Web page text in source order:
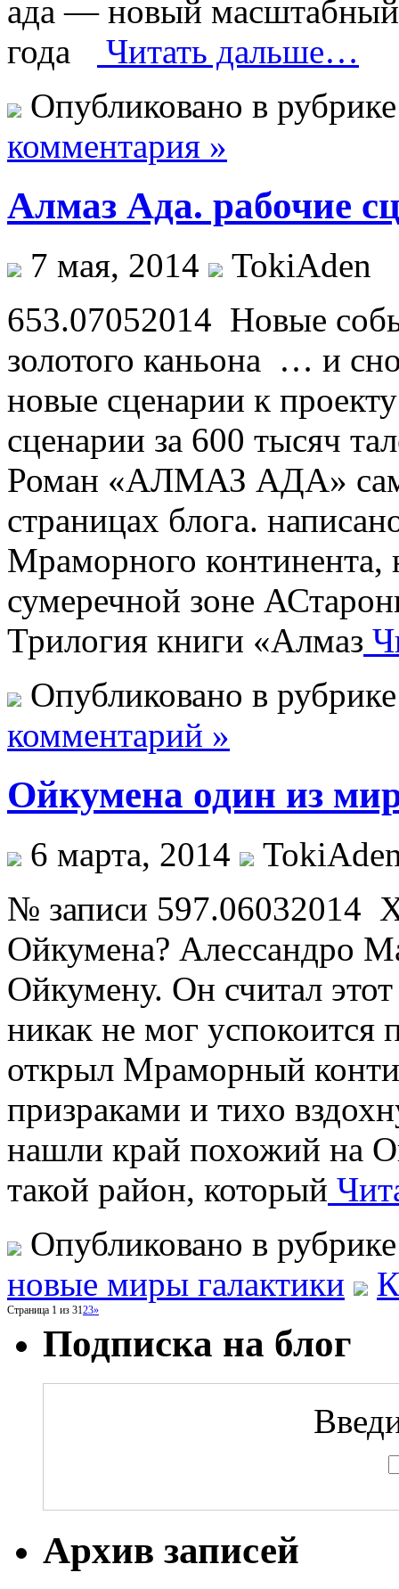
ада — новый масштабный
года
Читать дальше…
Опубликовано в
комментария »
Алмаз Ада. рабочие
7 мая, 2014
TokiAden
653.07052014 Новые
золотого каньона … и
новые сценарии к
сценарии за 600 тысяч
Роман «АЛМАЗ АДА»
страницах блога.
Мраморного континента,
сумеречной зоне
Трилогия книги «Алмаз
Опубликовано в
комментарий »
Ойкумена один из
6 марта, 2014
№ записи 597.06032014
Ойкумена? Алессандро
Ойкумену. Он считал
никак не мог
открыл Мраморный
призраками и тихо
нашли край похожий на
такой район, который
Опубликовано в
новые миры галактики
Страница 1 из 3123»
Подписка на блог
Архив записей